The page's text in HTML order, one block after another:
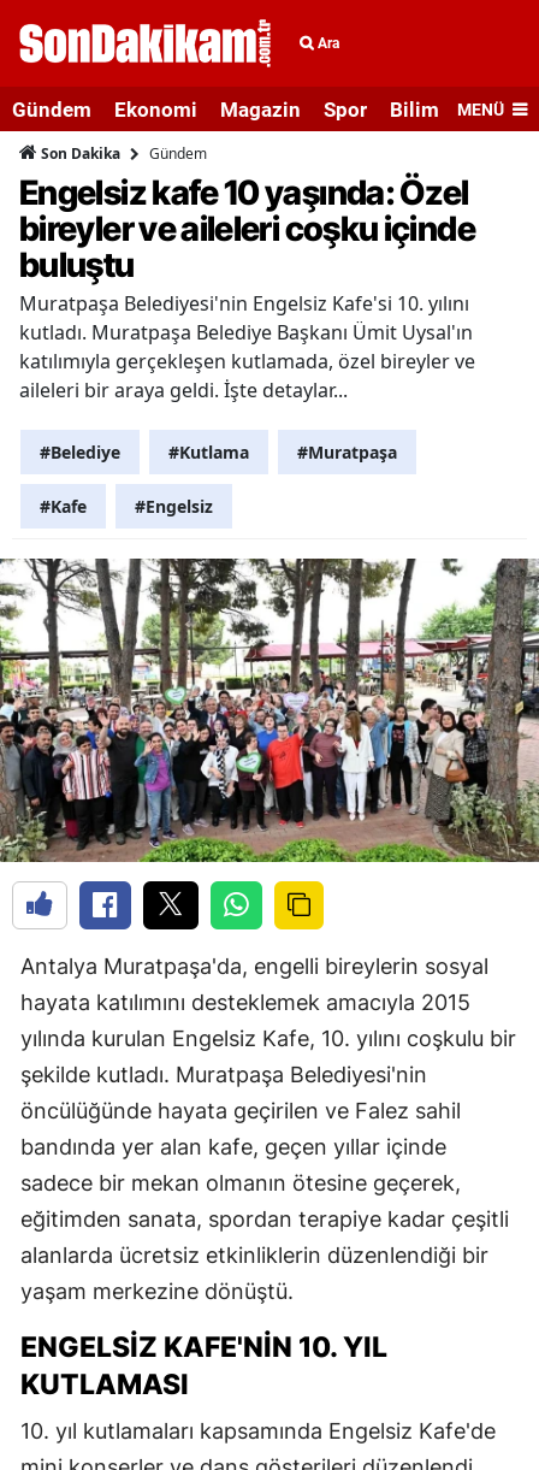
Ara
Gündem Ekonomi Magazin Spor Bilim veMENÜ
Son Dakika Gündem
Engelsiz kafe 10 yaşında: Özel
bireyler ve aileleri coşku içinde
buluştu
Muratpaşa Belediyesi'nin Engelsiz Kafe'si 10. yılını
kutladı. Muratpaşa Belediye Başkanı Ümit Uysal'ın
katılımıyla gerçekleşen kutlamada, özel bireyler ve
aileleri bir araya geldi. İşte detaylar...
#Belediye #Kutlama #Muratpaşa
#Kafe #Engelsiz
Antalya Muratpaşa'da, engelli bireylerin sosyal
hayata katılımını desteklemek amacıyla 2015
yılında kurulan Engelsiz Kafe, 10. yılını coşkulu bir
şekilde kutladı. Muratpaşa Belediyesi'nin
öncülüğünde hayata geçirilen ve Falez sahil
bandında yer alan kafe, geçen yıllar içinde
sadece bir mekan olmanın ötesine geçerek,
eğitimden sanata, spordan terapiye kadar çeşitli
alanlarda ücretsiz etkinliklerin düzenlendiği bir
yaşam merkezine dönüştü.
ENGELSIZ KAFE'NIN 10. YIL
KUTLAMASI
10. yıl kutlamaları kapsamında Engelsiz Kafe'de